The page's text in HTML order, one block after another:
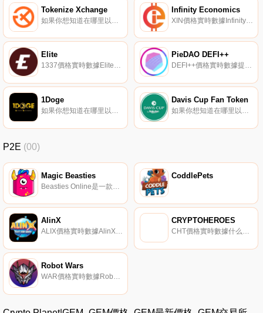
Tokenize Xchange Infinity Economics
Elite
1337價格實時數據Elite（1337）是一種加密貨幣。Elite目前的供應量為29381014024.1221,其中26578660909.1221正在流通。最近已知的Elite價格為0.00000991美元,在過去24小時內上漲了0.00.
PieDAO DEFI++
DEFI++價格實時數據提供DeFi SmallCaps和Large Caps指數敞口的代幣化DeFi指數.
1Doge
如果你想知道在哪里以當前價格購買1Doge,目前交易{1Doge]股票的頂級加密貨幣交易所是CoinTiger。您可以在我們的加密貨幣交易所頁面上找到其他列表.
Davis Cup Fan Token
如果你想知道在哪里以當前價格購買Davis Cup Fan Token,目前交易{Davis Cup Fan Token]股票的頂級加密貨幣交易所是Chiliz。您可以在我們的加密貨幣交易所頁面上找到其他列表。球迷代幣允許多個垂直體育領域的球迷在他們喜愛的球隊/聯賽/俱樂部中行使他們的影響力.
P2E (00)
Magic Beasties CoddlePets
AlinX
ALIX價格實時數據AlinX.io是一個通過將NFT納入BSC生態系統中的游戲而構建的游戲和賺取平臺。在這里,玩家可以找到很多不同類型的游戲,在業余時間獲得娛樂,尤其是通過擁有高價值的NFT來賺取額外的一部分收入.
CRYPTOHEROES
CHT價格實時數據什么是密碼英雄？CryptoHeroes是一款季節性的rpg、pvp游戲,已經贏得了來自世界各地5000多名玩家的信任。游戲最成功的第三季在前100名獲勝者中分發了22個ETH,在分發時金額超過60000美元。在以太坊的高峰期；隨著游戲的增長,獎金池超過了10萬美元.
Robot Wars
WAR價格實時數據Robot Wars（WAR）是一種加密貨幣,在BNB智能鏈（BEP20）平臺上運營。Robot Wars目前的供應量為100000000,其中0正在流通。最近已知的Robot Wars價格為0.0029106美元,在過去24小時內上漲了0.08美元.